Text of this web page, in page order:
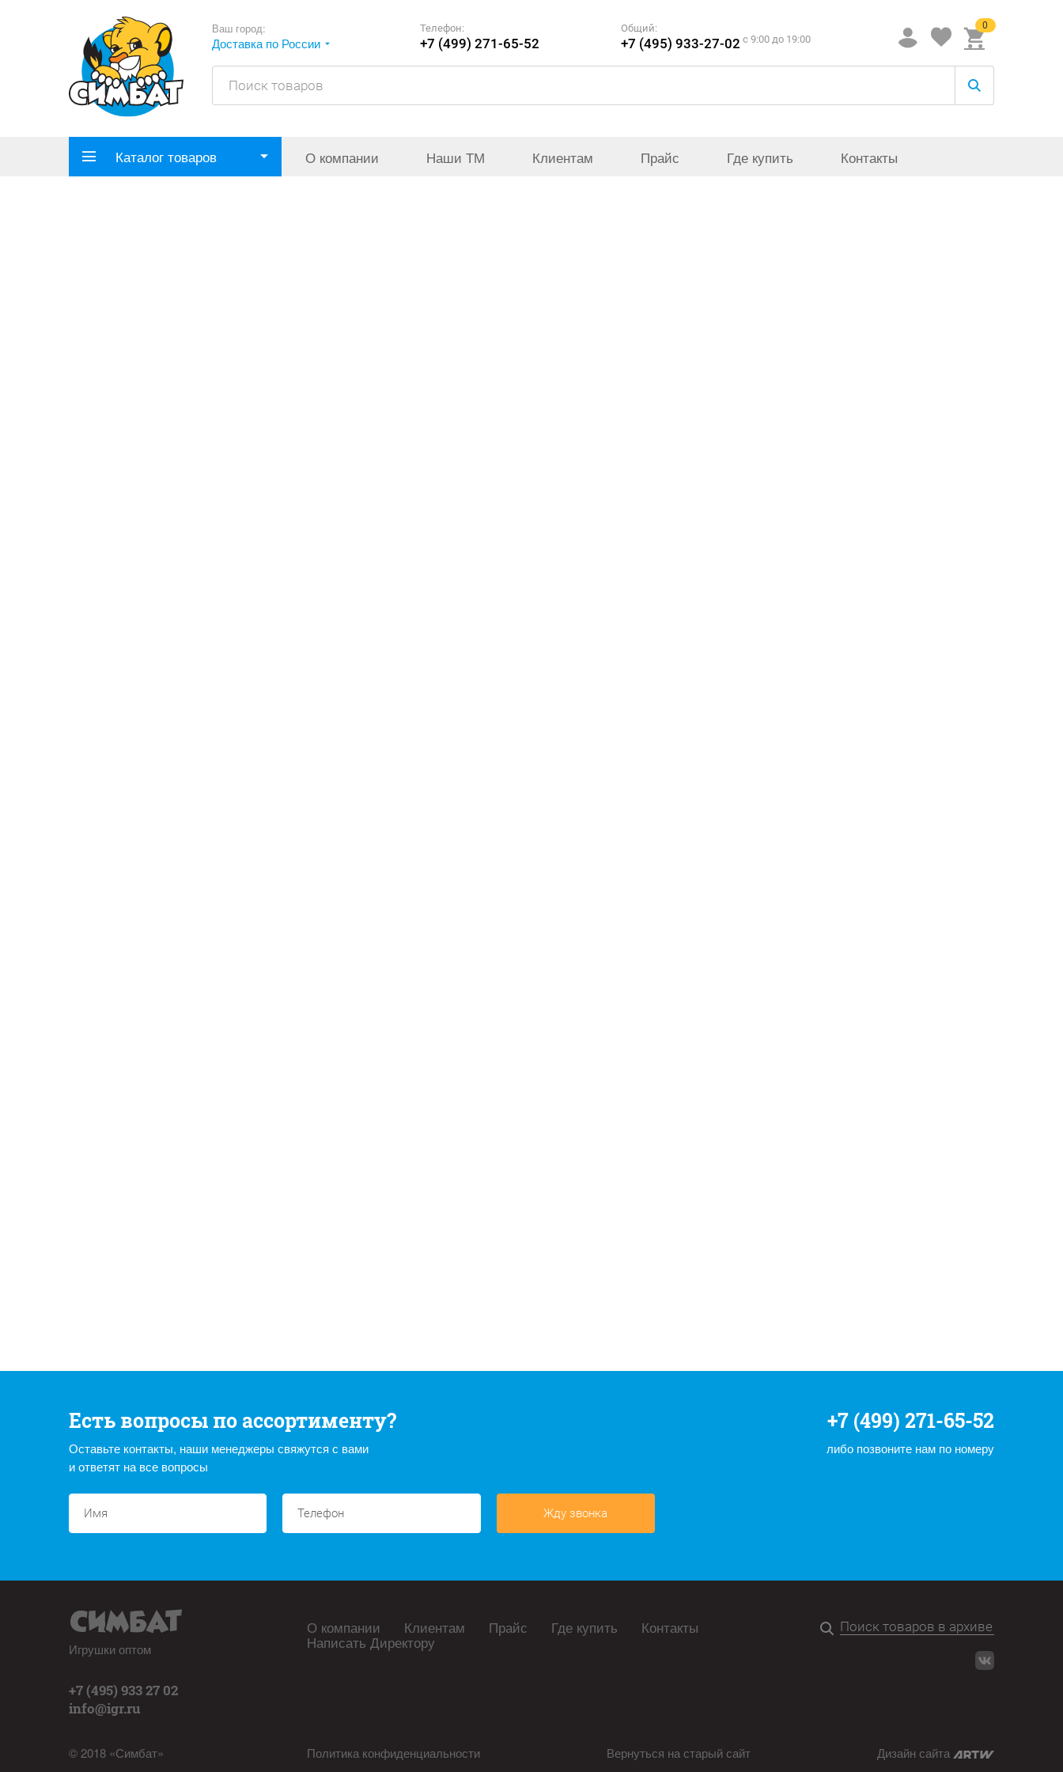
Ваш город:
Доставка по России
Телефон:
+7 (499) 271-65-52
Общий:
+7 (495) 933-27-02 c 9:00 до 19:00
0
Каталог товаров О компании Наши ТМ Клиентам Прайс Где купить Контакты
Есть вопросы по ассортименту?
Оставьте контакты, наши менеджеры свяжутся с вами
и ответят на все вопросы
+7 (499) 271-65-52
либо позвоните нам по номеру
Жду звонка
Игрушки оптом
+7 (495) 933 27 02
info@igr.ru
© 2018 «Симбат»
О компании Клиентам Прайс Где купить Контакты
Написать Директору
Политика конфиденциальности Вернуться на старый сайт Дизайн сайта